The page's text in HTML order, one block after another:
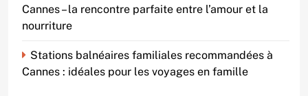
Cannes – la rencontre parfaite entre l’amour et la
nourriture
Stations balnéaires familiales recommandées à
Cannes : idéales pour les voyages en famille